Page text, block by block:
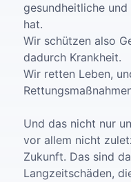
gesundheitliche und
hat.
Wir schützen also
dadurch Krankheit.
Wir retten Leben,
Und das nicht nur
vor allem nicht
Zukunft. Das sind
Langzeitschäden,